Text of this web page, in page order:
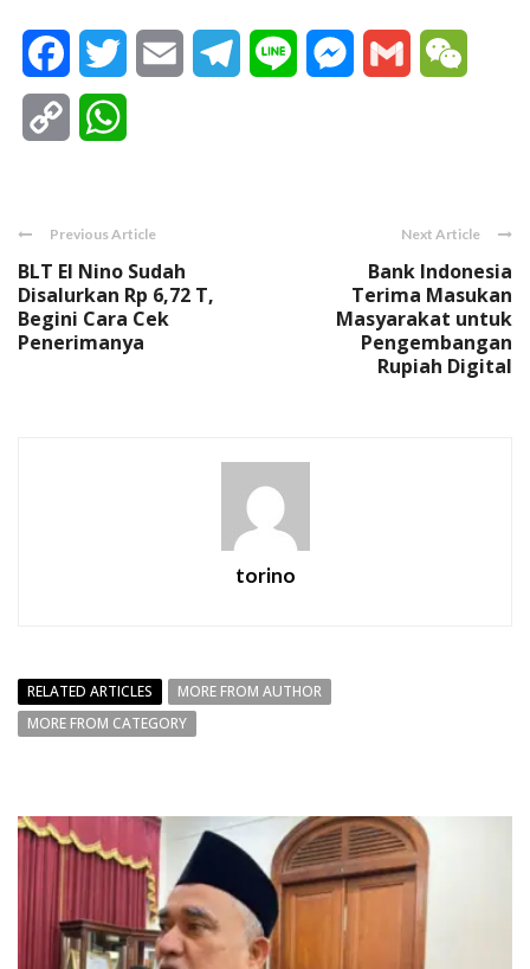
FacebookTwitter Email Telegram
Line Messenger
Gmail
Copy
Previous Article
BLT El Nino Sudah
Disalurkan Rp 6,72 T,
Begini Cara Cek
Penerimanya
Next Article
Bank Indonesia
Terima Masukan
Masyarakat untuk
Pengembangan
Rupiah Digital
torino
RELATED ARTICLES
MORE FROM AUTHOR
MORE FROM CATEGORY